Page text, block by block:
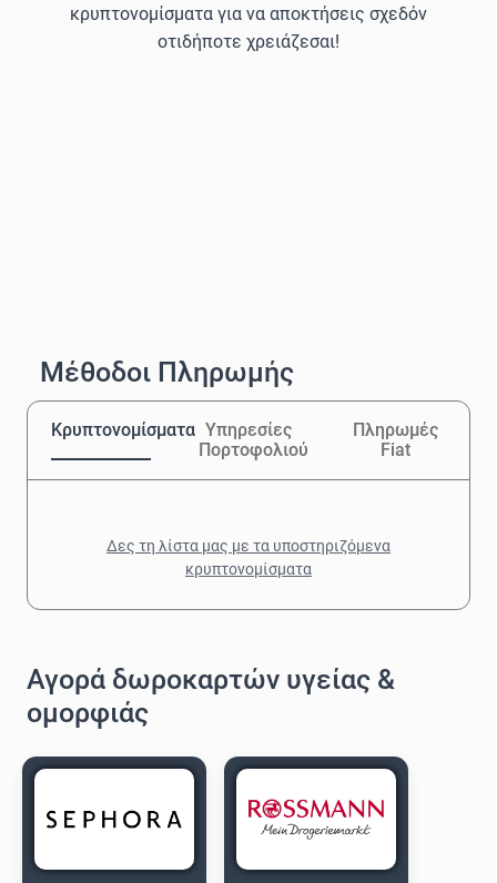
κρυπτονομίσματα για να αποκτήσεις σχεδόν
οτιδήποτε χρειάζεσαι!
Μέθοδοι Πληρωμής
Κρυπτονομίσματα Υπηρεσίες
Πορτοφολιού
Πληρωμές
Fiat
Δες τη λίστα μας με τα υποστηριζόμενα
κρυπτονομίσματα
Αγορά δωροκαρτών υγείας &
ομορφιάς